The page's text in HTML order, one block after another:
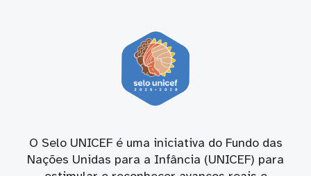
O Selo UNICEF é uma iniciativa do Fundo das
Nações Unidas para a Infância (UNICEF) para